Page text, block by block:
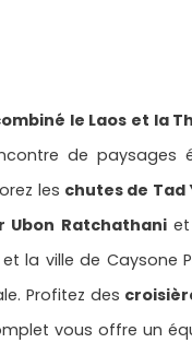
le Laos et la
de paysages
les chutes de Tad
Ubon Ratchathani et
la ville de Caysone
Profitez des
vous offre un